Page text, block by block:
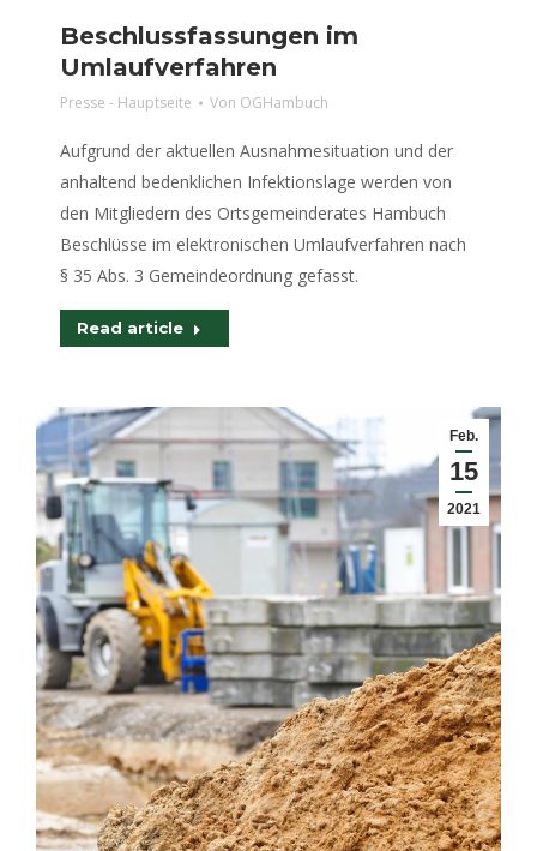
Beschlussfassungen im
Umlaufverfahren
Presse - Hauptseite Von OGHambuch
Aufgrund der aktuellen Ausnahmesituation und der
anhaltend bedenklichen Infektionslage werden von
den Mitgliedern des Ortsgemeinderates Hambuch
Beschlüsse im elektronischen Umlaufverfahren nach
§ 35 Abs. 3 Gemeindeordnung gefasst.
Read article
Feb.
15
2021